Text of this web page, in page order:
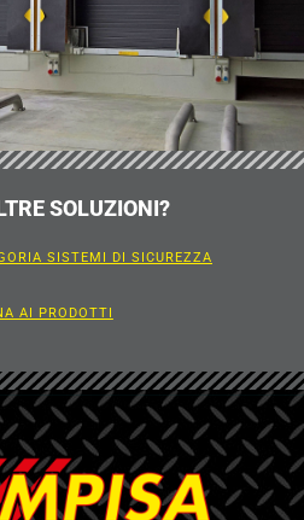
SOLUZIONI?
SISTEMI DI SICUREZZA
AI PRODOTTI